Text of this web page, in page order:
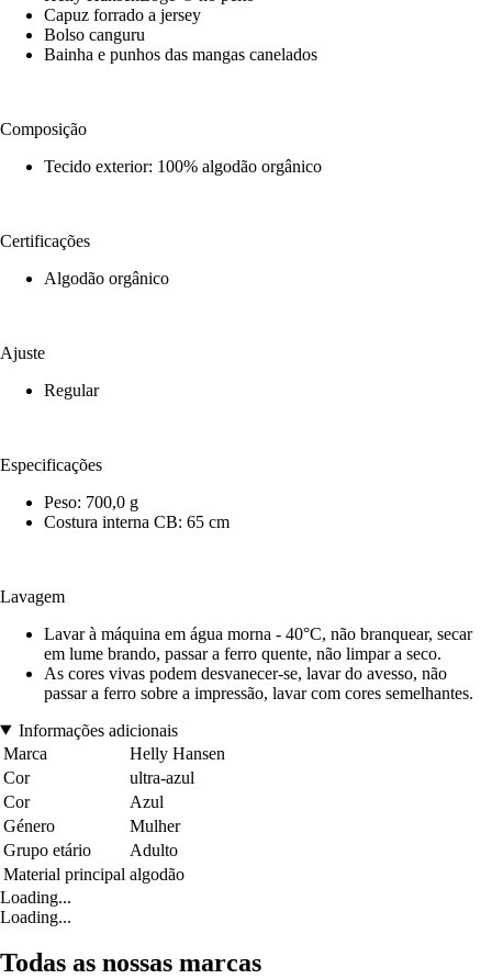
Capuz forrado a jersey
Bolso canguru
Bainha e punhos das mangas canelados
Composição
Tecido exterior: 100% algodão orgânico
Certificações
Algodão orgânico
Ajuste
Regular
Especificações
Peso: 700,0 g
Costura interna CB: 65 cm
Lavagem
Lavar à máquina em água morna - 40°C, não branquear, secar
em lume brando, passar a ferro quente, não limpar a seco.
As cores vivas podem desvanecer-se, lavar do avesso, não
passar a ferro sobre a impressão, lavar com cores semelhantes.
Informações adicionais
Marca
Helly Hansen
Cor
ultra-azul
Cor
Azul
Género
Mulher
Grupo etário
Adulto
Material principal algodão
Loading...
Loading...
Todas as nossas marcas